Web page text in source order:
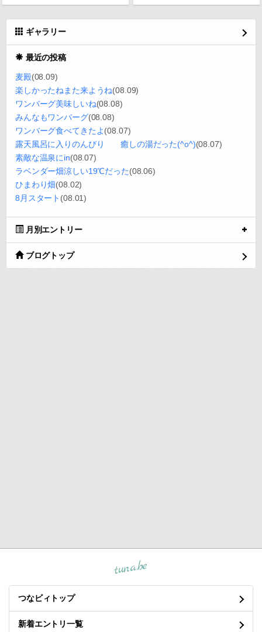
ギャラリー
最近の投稿
麦殿(08.09)
楽しかったねまた来ようね(08.09)
ワンバーグ美味しいね(08.08)
みんなもワンバーグ(08.08)
ワンバーグ食べてきたよ(08.07)
露天風呂に入りのんびり 癒しの湯だった(^o^)(08.07)
素敵な温泉にin(08.07)
ラベンダー畑涼しい19℃だった(08.06)
ひまわり畑(08.02)
8月スタート (08.01)
月別エントリー
ブログトップ
tuna.be
つなビィトップ
新着エントリ一覧